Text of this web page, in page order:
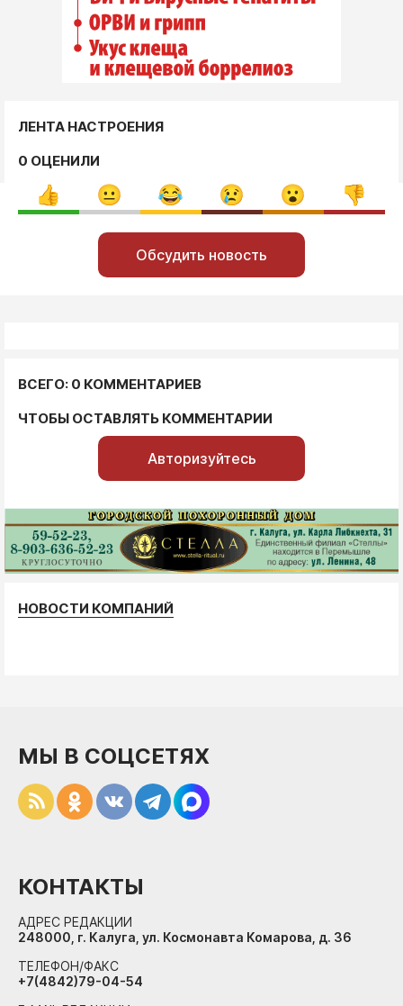
ЛЕНТА НАСТРОЕНИЯ
0 ОЦЕНИЛИ
Обсудить новость
ВСЕГО: 0 КОММЕНТАРИЕВ
ЧТОБЫ ОСТАВЛЯТЬ КОММЕНТАРИИ
Авторизуйтесь
НОВОСТИ КОМПАНИЙ
МЫ В СОЦСЕТЯХ
КОНТАКТЫ
АДРЕС РЕДАКЦИИ
248000, г. Калуга, ул. Космонавта Комарова, д. 36
ТЕЛЕФОН/ФАКС
+7(4842)79-04-54